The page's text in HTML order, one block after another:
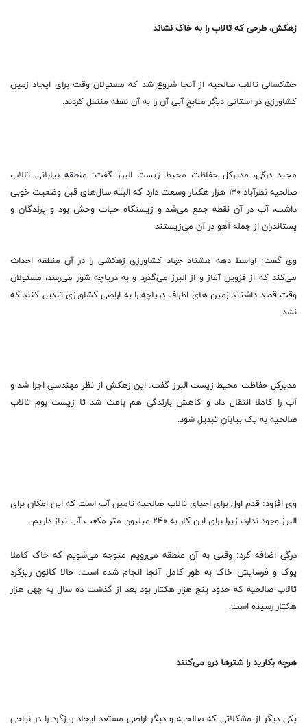
زهکش، طرحی که تالاب را به خاک نشاند
خشکسالی تالاب صالحیه از آنجا شروع شد که مسئولان وقت برای ایجاد زمین
کشاورزی در استانی دیگر منابع آبی آن را به آن نقطه منتقل کردند.
مجید درگی، مدیرکل حفاظت محیط زیست البرز گفت: منطقه بیابانی تالاب
صالحیه نظرآباد ۱۳۰ هزار هکتار وسعت دارد که البته سال‌های قبل وضعیت خوبی
داشت، آب در آن نقطه جمع می‌شد و زیستگاه حیات وحش بود و پرندگان و
پستاندران از جمله آهو در آن می‌زیستند.
وی گفت: اواسط دهه هشتاد جهاد کشاورزی زهکشی را در آن منطقه احداث
می‌کند که از قزوین آغاز و از البرز می‌گذرد و به دریاچه شور می‌رسد، مسئولان
وقت قصد داشتند زمین های اطراف دریاچه را به اراضی کشاورزی تبدیل کنند که
نشد.
مدیرکل حفاظت محیط زیست البرز گفت: این زهکش از نظر مهندسی اجرا شد و
آب را کاملا انتقال داد و کاهش بارندگی هم باعث شد تا زیست بوم تالاب
صالحیه به یک بیابان تبدیل شود.
وی افزود: قدم اول برای احیای تالاب صالحیه تامین آب است که این امکان برای
البرز وجود ندارد، زیرا برای این کار به ۲۴۰ میلیون متر مکعب آب نیاز داریم.
درگی اضافه کرد: وقتی به آن منطقه می‌رویم متوجه می‌شویم که خاک کاملا
پوک و فرسایش خاک به طور کامل آنجا انجام شده است. حالا کانون ریزگرد
تالاب صالحیه که حدود پنج هزار هکتار بود بعد از گذشت ده سال به چهل هزار
هکتار رسیده است.
هرچه بکارید را شترها دِرو می‌کنند
یکی دیگر از مشکلاتی که صالحیه و دیگر اراضی مستعد ایجاد ریزگرد را در نواحی